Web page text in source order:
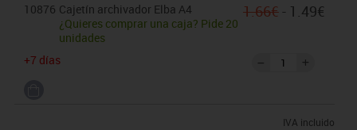
10876 Cajetín archivador Elba A4
¿Quieres comprar una caja? Pide 20
unidades
+7 días
1.66€- 1.49€
IVA incluido